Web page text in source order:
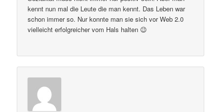
kennt nun mal die Leute die man kennt. Das Leben war
schon immer so. Nur konnte man sie sich vor Web 2.0
vielleicht erfolgreicher vom Hals halten 😉